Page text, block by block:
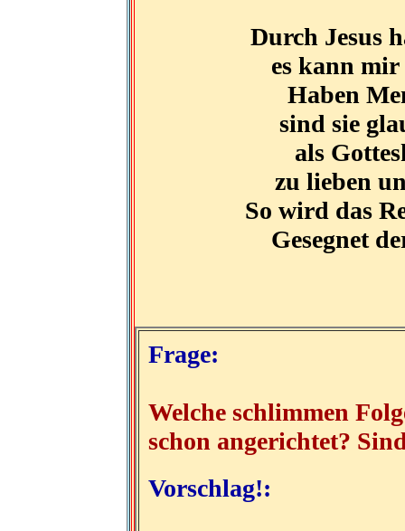
Durch Jesus
es kann mir
Haben
sind sie
als
zu lieben
So wird das
Gesegnet
Frage:
Welche schlimmen
schon angerichtet?
Vorschlag!: